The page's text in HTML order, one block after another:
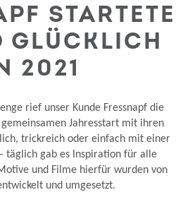
STARTETE
GLÜCKLICH
2021
rief unser Kunde Fressnapf die
Jahresstart mit ihren
trickreich oder einfach mit einer
täglich gab es Inspiration für alle
und Filme hierfür wurden von
und umgesetzt.